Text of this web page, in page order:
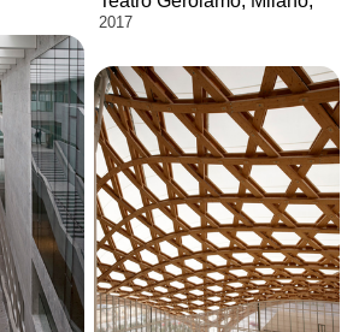
2017